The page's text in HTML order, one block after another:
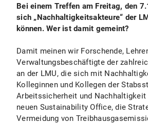
Bei einem Treffen am Freitag, den
sich „Nachhaltigkeitsakteure“ der
können. Wer ist damit gemeint?
Damit meinen wir Forschende,
Verwaltungsbeschäftigte der
an der LMU, die sich mit
Kolleginnen und Kollegen der
Arbeitssicherheit und Nachhaltigkeit
neuen Sustainability Office, die
Vermeidung von